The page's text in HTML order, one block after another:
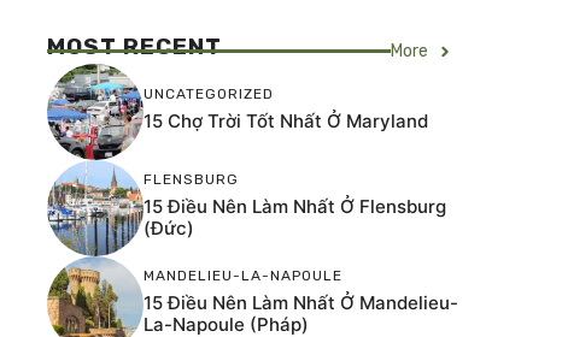
MOST RECENT More
UNCATEGORIZED
15 Chợ Trời Tốt Nhất Ở Maryland
FLENSBURG
15 Điều Nên Làm Nhất Ở Flensburg
(Đức)
MANDELIEU-LA-NAPOULE
15 Điều Nên Làm Nhất Ở Mandelieu-
La-Napoule (Pháp)